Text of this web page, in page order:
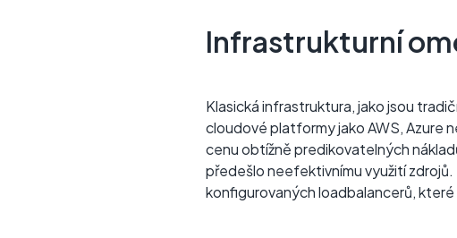
Infrastrukturní
Klasická infrastruktura, jako jsou
cloudové platformy jako AWS, Azure
cenu obtížně predikovatelných
předešlo neefektivnímu využití
konfigurovaných loadbalancerů,